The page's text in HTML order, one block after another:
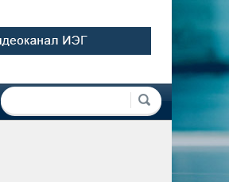
Форма поиска
Поиск